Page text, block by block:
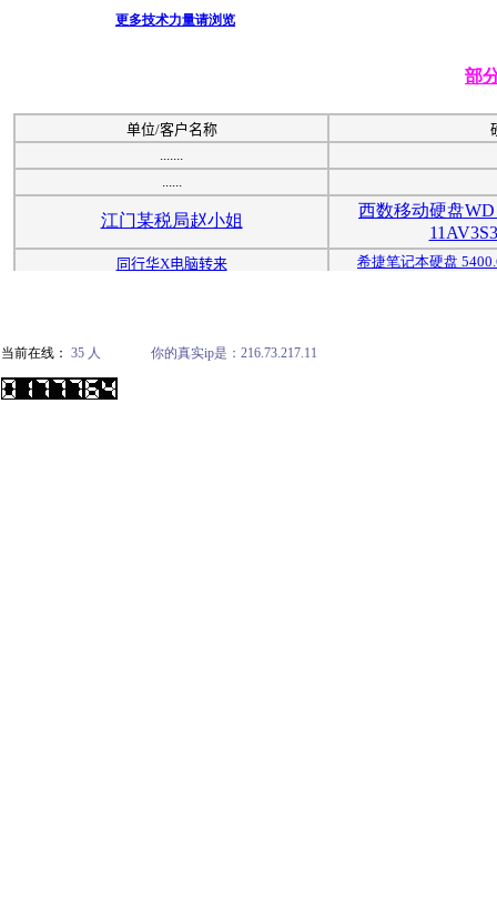
更多技术力量请浏览
当前在线： 35 人 你的真实ip是：216.73.217.11